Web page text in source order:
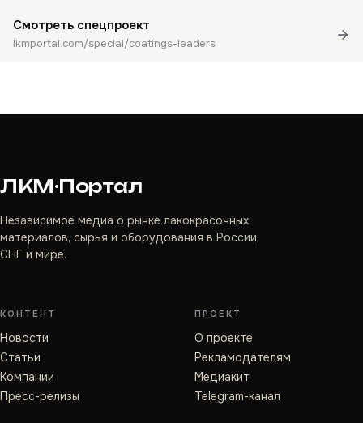
Смотреть спецпроект
lkmportal.com/special/coatings-leaders
ЛКМ·Портал
Независимое медиа о рынке лакокрасочных
материалов, сырья и оборудования в России,
СНГ и мире.
КОНТЕНТ
Новости
Статьи
Компании
Пресс-релизы
ПРОЕКТ
О проекте
Рекламодателям
Медиакит
Telegram-канал